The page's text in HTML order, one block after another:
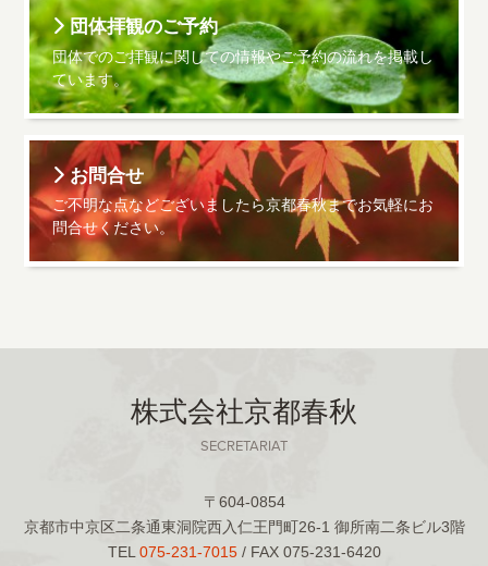
団体拝観のご予約
団体でのご拝観に関しての情報やご予約の流れを掲載し
ています。
お問合せ
ご不明な点などございましたら京都春秋までお気軽にお
問合せください。
株式会社京都春秋
SECRETARIAT
〒604-0854
京都市中京区二条通東洞院西入仁王門町26-1 御所南二条ビル3階
TEL 075-231-7015/ FAX 075-231-6420